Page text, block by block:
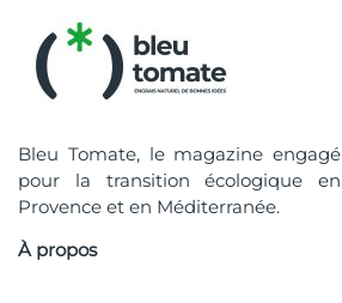
Bleu Tomate, le magazine engagé
pour la transition écologique en
Provence et en Méditerranée.
À propos